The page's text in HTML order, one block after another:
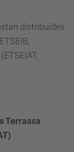
distribuïdes
Terrassa